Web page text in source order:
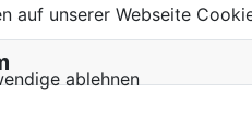
auf unserer Webseite
ablehnen